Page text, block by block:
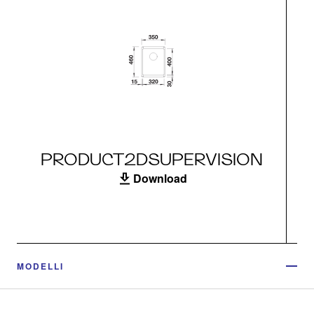
PRODUCT2DSUPERVISION
Download
MODELLI